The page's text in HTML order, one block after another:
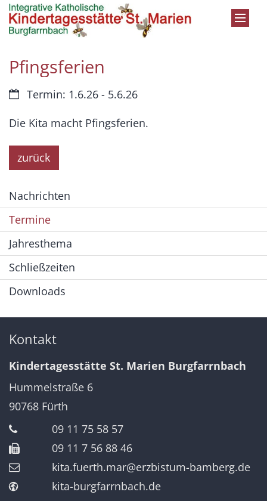
Zum Inhalt springen
Pfingsferien
Datum:Termin: 1.6.26 - 5.6.26
Die Kita macht Pfingsferien.
zurück
Nachrichten
Termine
Jahresthema
Schließzeiten
Downloads
Kontakt
Kindertagesstätte St. Marien Burgfarrnbach
Hummelstraße 6
90768 Fürth
09 11 75 58 57
09 11 7 56 88 46
kita.fuerth.mar@erzbistum-bamberg.de
kita-burgfarrnbach.de